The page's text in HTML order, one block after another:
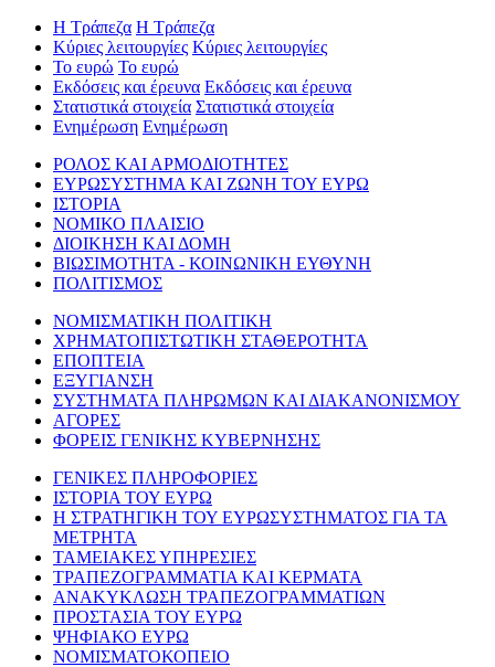
Η Τράπεζα Η Τράπεζα
Κύριες λειτουργίες Κύριες λειτουργίες
Το ευρώ Το ευρώ
Εκδόσεις και έρευνα Εκδόσεις και έρευνα
Στατιστικά στοιχεία Στατιστικά στοιχεία
Ενημέρωση Ενημέρωση
ΡΟΛΟΣ ΚΑΙ ΑΡΜΟΔΙΟΤΗΤΕΣ
ΕΥΡΩΣΥΣΤΗΜΑ ΚΑΙ ΖΩΝΗ ΤΟΥ ΕΥΡΩ
ΙΣΤΟΡΙΑ
ΝΟΜΙΚΟ ΠΛΑΙΣΙΟ
ΔΙΟΙΚΗΣΗ ΚΑΙ ΔΟΜΗ
ΒΙΩΣΙΜΟΤΗΤΑ - ΚΟΙΝΩΝΙΚΗ ΕΥΘΥΝΗ
ΠΟΛΙΤΙΣΜΟΣ
ΝΟΜΙΣΜΑΤΙΚΗ ΠΟΛΙΤΙΚΗ
ΧΡΗΜΑΤΟΠΙΣΤΩΤΙΚΗ ΣΤΑΘΕΡΟΤΗΤΑ
ΕΠΟΠΤΕΙΑ
ΕΞΥΓΙΑΝΣΗ
ΣΥΣΤΗΜΑΤΑ ΠΛΗΡΩΜΩΝ ΚΑΙ ΔΙΑΚΑΝΟΝΙΣΜΟΥ
ΑΓΟΡΕΣ
ΦΟΡΕΙΣ ΓΕΝΙΚΗΣ ΚΥΒΕΡΝΗΣΗΣ
ΓΕΝΙΚΕΣ ΠΛΗΡΟΦΟΡΙΕΣ
ΙΣΤΟΡΙΑ ΤΟΥ ΕΥΡΩ
Η ΣΤΡΑΤΗΓΙΚΗ ΤΟΥ ΕΥΡΩΣΥΣΤΗΜΑΤΟΣ ΓΙΑ ΤΑ
ΜΕΤΡΗΤΑ
ΤΑΜΕΙΑΚΕΣ ΥΠΗΡΕΣΙΕΣ
ΤΡΑΠΕΖΟΓΡΑΜΜΑΤΙΑ ΚΑΙ ΚΕΡΜΑΤΑ
ΑΝΑΚΥΚΛΩΣΗ ΤΡΑΠΕΖΟΓΡΑΜΜΑΤΙΩΝ
ΠΡΟΣΤΑΣΙΑ ΤΟΥ ΕΥΡΩ
ΨΗΦΙΑΚΟ ΕΥΡΩ
ΝΟΜΙΣΜΑΤΟΚΟΠΕΙΟ